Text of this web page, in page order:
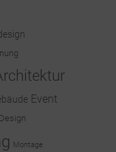
Event
Design
Montage